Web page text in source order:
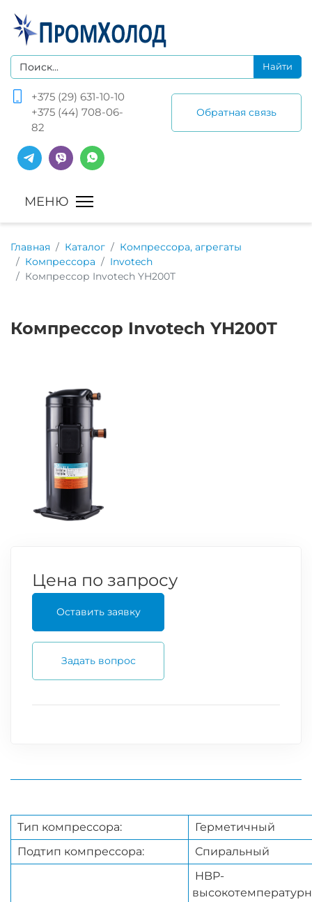
+375 (29) 631-10-10
+375 (44) 708-06-
82
Обратная связь
Главная Каталог
Компрессора, агрегаты
Компрессора
Invotech
Компрессор Invotech YH200T
Компрессор Invotech YH200T
Цена по запросу
Оставить заявку
Задать вопрос
Тип компрессора:
Герметичный
Подтип компрессора:
Спиральный
HBP-